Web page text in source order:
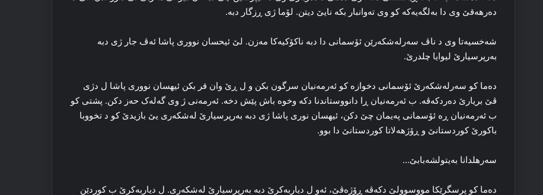
ده‌رهه‌قێ وی دا‌ به‌لگه‌یه‌که‌ کو وی ته‌وانبار بکه‌ نایێ دیتن. لۆما ژی ڕزگار دبه‌.
شه‌خسیه‌تا وی د ناڤ سه‌رله‌شکه‌رێن ئۆسمانی دا‌ دبه‌ ناکۆکیه‌کا مه‌زن. لێ ئیحسان نووری پاشا ئه‌ڤ جار ژی دبه‌
به‌رپرسیارێ لیوایا چلدرێ.
ده‌ما کو سه‌رله‌شکه‌رێ ئۆسمانی دخوازه‌ کو ئه‌رمه‌نیان سرگون بکن و ل ڕێ وان قر بکن ئیهسان نووری پاشا ل دژی
ڤێ بریارێ ده‌ردکه‌ڤه‌. ب ئه‌رمه‌نیان ڕا دانووستاندنا دکه‌ وخوه‌ باش پێش دخه‌. ئه‌رمه‌نی ژ وی گه‌له‌ک حه‌ز دکن. پشتی کو
ب ئه‌رمه‌نیان ڕه‌ ئۆسمانی په‌یمان چێ دکن، ئیهسان نوری پاشا ژی دبه‌ به‌رپرسیارێ له‌شکه‌ری یێ بازیدێ کو د تخووبا
باکورێ کوردستانێ و ڕۆژهه‌لاتا کوردستانێ دا بوو.
سه‌رهلدانا به‌یتولشه‌بابێ…
ده‌ما کو پرسگرێکا مووسوولێ دكەڤە ڕۆژه‌ڤێ، ئه‌و ل دیاربه‌کرێ دبه‌ به‌رپرسیارێ له‌شکه‌ری. ل دیاربه‌کرێ ب کوردێن